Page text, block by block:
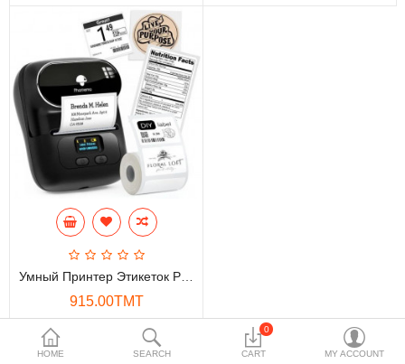
Безопасность и охрана
Сетевое оборудование
Бытовая техника
Телефонная система
Умный дом
Мобильные устройства
Проекторы
Инструментарий
Игровая консоль
HOME SEARCH
0
CART MY ACCOUNT
915.00TMT
Показано с 1 по 3 из 3 (всего 1 страниц)